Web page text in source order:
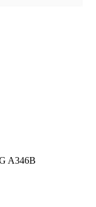
A346B